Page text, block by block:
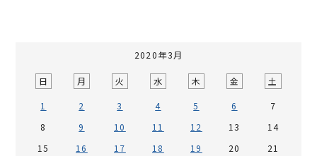
2020年3月
日 月 火 水 木 金 土
1 2 3 4 5 6
7
8
9 10 11 12 13
14
15
16 17 18 19 20
21